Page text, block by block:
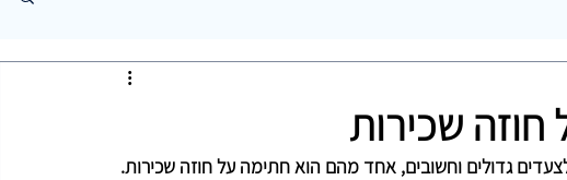
שכירות
גדולים וחשובים, אחד מהם הוא חתימה על חוזה שכירות.